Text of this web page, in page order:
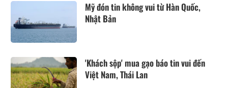
Mỹ đón tin không vui từ Hàn Quốc,
Nhật Bản
'Khách sộp' mua gạo báo tin vui đến
Việt Nam, Thái Lan